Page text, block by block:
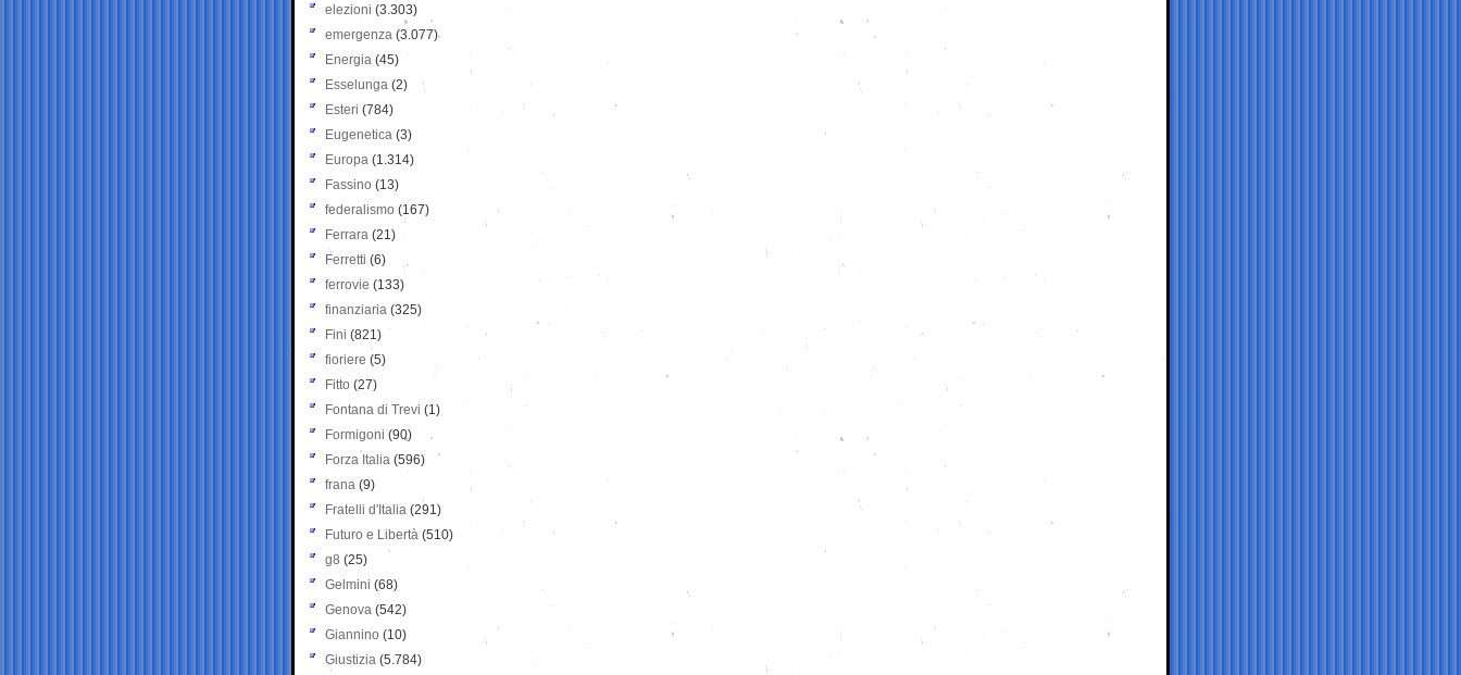
elezioni (3.303)
emergenza (3.077)
Energia (45)
Esselunga (2)
Esteri (784)
Eugenetica (3)
Europa (1.314)
Fassino (13)
federalismo (167)
Ferrara (21)
Ferretti (6)
ferrovie (133)
finanziaria (325)
Fini (821)
fioriere (5)
Fitto (27)
Fontana di Trevi (1)
Formigoni (90)
Forza Italia (596)
frana (9)
Fratelli d'Italia (291)
Futuro e Libertà (510)
g8 (25)
Gelmini (68)
Genova (542)
Giannino (10)
Giustizia (5.784)